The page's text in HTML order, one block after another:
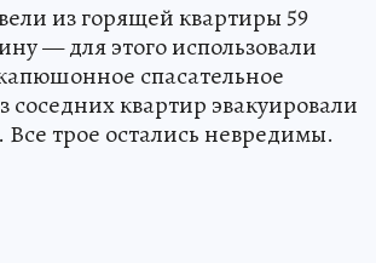
из горящей квартиры 59
— для этого использовали
спасательное
соседних квартир эвакуировали
трое остались невредимы.